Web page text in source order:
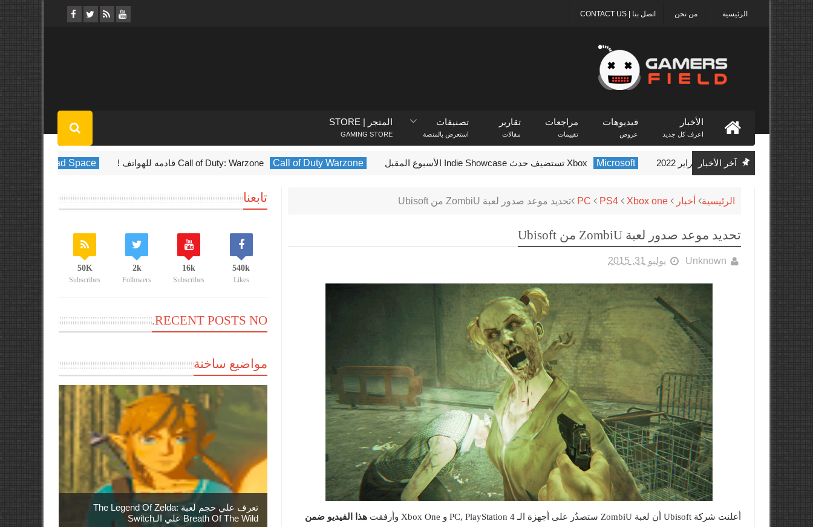
اتصل بنا | CONTACT US من نحن الرئيسية
الأخبار
اعرف كل جديد
فيديوهات
عروض
مراجعات
تقييمات
تقارير
مقالات
تصنيفات
استعرض بالمنصة
المتجر | STORE
GAMING STORE
آخر الأخبار Microsoft Xbox تستضيف حدث Indie Showcase الأسبوع المقبل Call of Duty Warzone Call of Duty: Warzone قادمه للهواتف ! Dead Space
الرئيسية أخبار PC PS4 Xbox one تحديد موعد صدور لعبة ZombiU من Ubisoft
تحديد موعد صدور لعبة ZombiU من Ubisoft
Unknown يوليو 31, 2015
أعلنت شركة Ubisoft أن لعبة ZombiU ستصدُر على أجهزة الـ PC, PlayStation 4 و Xbox One وأرفقت
هذا الفيديو ضمن
تابعنا
540k
Likes
16k
Subscribes
2k
Followers
50K
Subscribes
RECENT POSTS NO.
مواضيع ساخنة
تعرف علي حجم لعبة The Legend Of Zelda:
Breath Of The Wild علي الـSwitch